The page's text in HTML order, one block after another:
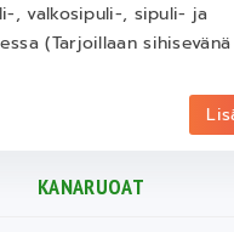
, valkosipuli-, sipuli- ja
(Tarjoillaan
KANARUOAT